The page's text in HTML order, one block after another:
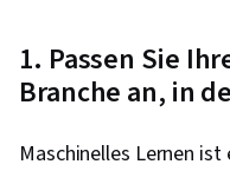
Forest
1. Passen Sie
Branche an, in
Maschinelles Lernen